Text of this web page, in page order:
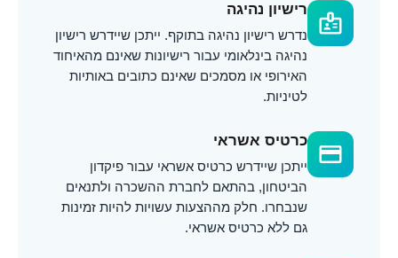
badge
רישיון נהיגה
נדרש רישיון נהיגה בתוקף. ייתכן שיידרש רישיון
נהיגה בינלאומי עבור רישיונות שאינם מהאיחוד
האירופי או מסמכים שאינם כתובים באותיות
לטיניות.
credit_card
כרטיס אשראי
ייתכן שיידרש כרטיס אשראי עבור פיקדון
הביטחון, בהתאם לחברת ההשכרה ולתנאים
שנבחרו. חלק מההצעות עשויות להיות זמינות
גם ללא כרטיס אשראי.